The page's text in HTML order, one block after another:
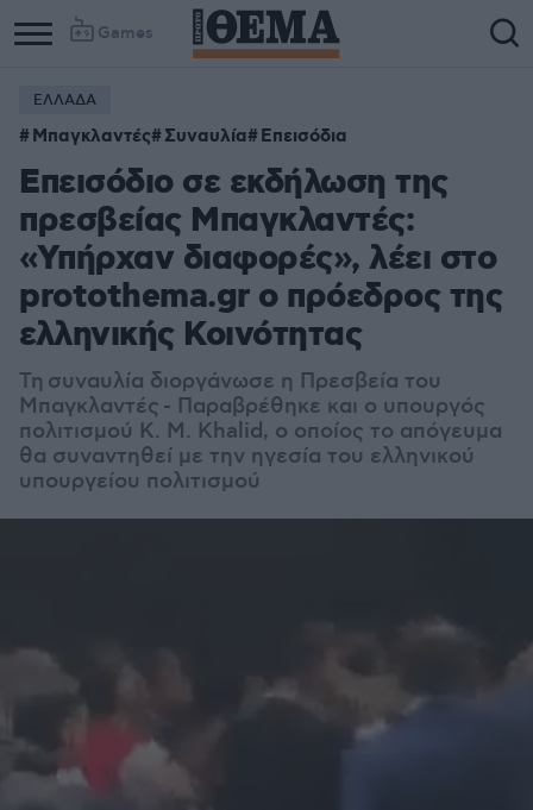
Games
ΕΛΛΑΔΑ
Μπαγκλαντές Συναυλία Επεισόδια
Επεισόδιο σε εκδήλωση της
πρεσβείας Μπαγκλαντές:
«Υπήρχαν διαφορές», λέει στο
protothema.gr o πρόεδρος της
ελληνικής Κοινότητας
Τη συναυλία διοργάνωσε η Πρεσβεία του
Μπαγκλαντές - Παραβρέθηκε και ο υπουργός
πολιτισμού K. M. Khalid, ο οποίος το απόγευμα
θα συναντηθεί με την ηγεσία του ελληνικού
υπουργείου πολιτισμού